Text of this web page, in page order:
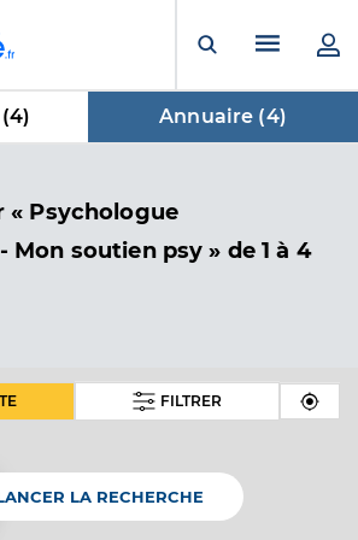
Ouvrir laMenu
4) Annuaire (4)
Annuaire
« Psychologue
Mon soutien psy » de 1 à 4
FILTRER
conventionné - Mon soutien psy
de soins
92220 Bagneux
LA RECHERCHE